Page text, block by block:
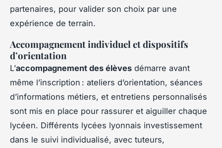
partenaires, pour valider son choix par une
expérience de terrain.
Accompagnement individuel et dispositifs
d’orientation
L’accompagnement des élèves démarre avant
même l’inscription : ateliers d’orientation, séances
d’informations métiers, et entretiens personnalisés
sont mis en place pour rassurer et aiguiller chaque
lycéen. Différents lycées lyonnais investissement
dans le suivi individualisé, avec tuteurs,